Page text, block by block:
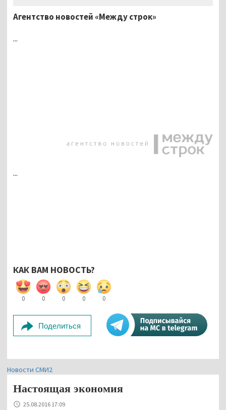
Агентство новостей «Между строк»
...
...
КАК ВАМ НОВОСТЬ?
0 0 0 0 0
Поделиться
Новости СМИ2
Настоящая экономия
25.08.2016 17:09